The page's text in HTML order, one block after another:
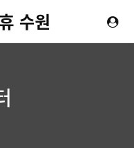
수원